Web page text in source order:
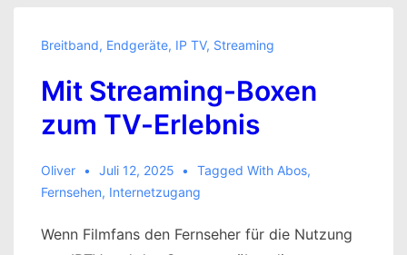
Breitband, Endgeräte, IP TV, Streaming
Mit Streaming-Boxen
zum TV-Erlebnis
Oliver Juli 12, 2025 Tagged With Abos,
Fernsehen, Internetzugang
Wenn Filmfans den Fernseher für die Nutzung